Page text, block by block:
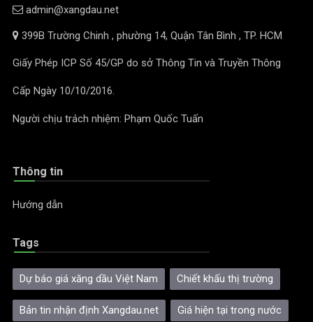
admin@xangdau.net
399B Trường Chinh , phường 14, Quận Tân Bình , TP. HCM
Giấy Phép ICP Số 45/GP do sở Thông Tin và Truyền Thông
Cấp Ngày 10/10/2016.
Người chịu trách nhiệm: Phạm Quốc Tuấn
Thông tin
Hướng dẫn
Tags
Dự báo giá xăng dầu Việt Nam Chiết khấu thị trường
Bản tin nhận định Xangdau.net Giá hiện tại trong nước